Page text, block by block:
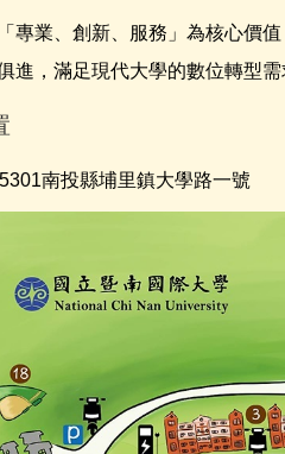
專業、創新、服務」為核心價
進，滿足現代大學的數位轉型需
南投縣埔里鎮大學路一號